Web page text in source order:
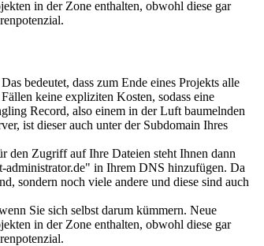
in der Zone enthalten, obwohl diese gar
bedeutet, dass zum Ende eines Projekts alle
keine expliziten Kosten, sodass eine
Record, also einem in der Luft baumelnden
ist dieser auch unter der Subdomain Ihres
den Zugriff auf Ihre Dateien steht Ihnen dann
in Ihrem DNS hinzufügen. Da
sondern noch viele andere und diese sind auch
Sie sich selbst darum kümmern. Neue
in der Zone enthalten, obwohl diese gar